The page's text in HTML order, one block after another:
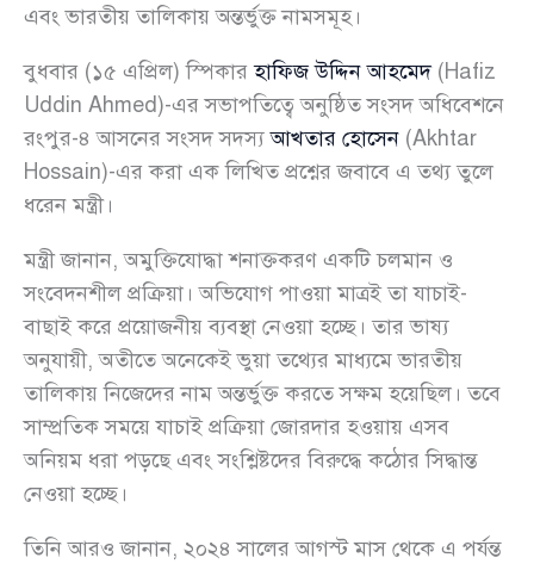
এবং ভারতীয় তালিকায় অন্তর্ভুক্ত নামসমূহ।
বুধবার (১৫ এপ্রিল) স্পিকারহাফিজ উদ্দিন আহমেদ(Hafiz
Uddin Ahmed)-এর সভাপতিত্বে অনুষ্ঠিত সংসদ অধিবেশনে
রংপুর-৪ আসনের সংসদ সদস্যআখতার হোসেন (Akhtar
Hossain)-এর করা এক লিখিত প্রশ্নের জবাবে এ তথ্য তুলে
ধরেন মন্ত্রী।
মন্ত্রী জানান, অমুক্তিযোদ্ধা শনাক্তকরণ একটি চলমান ও
সংবেদনশীল প্রক্রিয়া। অভিযোগ পাওয়া মাত্রই তা যাচাই-
বাছাই করে প্রয়োজনীয় ব্যবস্থা নেওয়া হচ্ছে। তার ভাষ্য
অনুযায়ী, অতীতে অনেকেই ভুয়া তথ্যের মাধ্যমে ভারতীয়
তালিকায় নিজেদের নাম অন্তর্ভুক্ত করতে সক্ষম হয়েছিল। তবে
সাম্প্রতিক সময়ে যাচাই প্রক্রিয়া জোরদার হওয়ায় এসব
অনিয়ম ধরা পড়ছে এবং সংশ্লিষ্টদের বিরুদ্ধে কঠোর সিদ্ধান্ত
নেওয়া হচ্ছে।
তিনি আরও জানান, ২০২৪ সালের আগস্ট মাস থেকে এ পর্যন্ত